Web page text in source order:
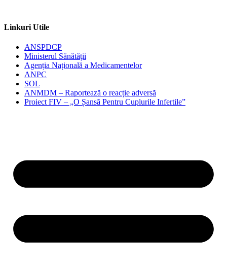
Linkuri Utile
ANSPDCP
Ministerul Sănătății
Agenția Națională a Medicamentelor
ANPC
SOL
ANMDM – Raportează o reacție adversă
Proiect FIV – „O Șansă Pentru Cuplurile Infertile”